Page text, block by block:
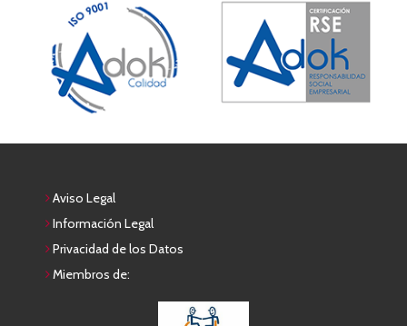
Aviso Legal
Información Legal
Privacidad de los Datos
Miembros de: